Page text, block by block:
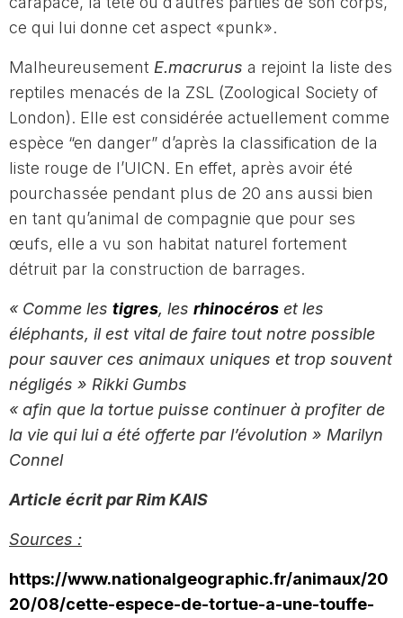
ce qui lui donne cet aspect «punk».
Malheureusement E.macrurus a rejoint la liste des
reptiles menacés de la ZSL (Zoological Society of
London). Elle est considérée actuellement comme
espèce “en danger” d’après la classification de la
liste rouge de l’UICN. En effet, après avoir été
pourchassée pendant plus de 20 ans aussi bien
en tant qu’animal de compagnie que pour ses
œufs, elle a vu son habitat naturel fortement
détruit par la construction de barrages.
« Comme les tigres, les rhinocéros et les
éléphants, il est vital de faire tout notre possible
pour sauver ces animaux uniques et trop souvent
négligés » Rikki Gumbs
« afin que la tortue puisse continuer à profiter de
la vie qui lui a été offerte par l’évolution » Marilyn
Connel
Article écrit par Rim KAIS
Sources :
https://www.nationalgeographic.fr/animaux/20
20/08/cette-espece-de-tortue-a-une-touffe-